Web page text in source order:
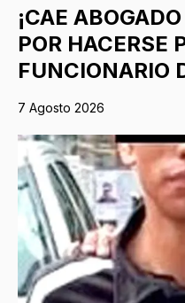
¡CAE
POR HACERSE
FUNCIONARIO
7 Agosto 2026